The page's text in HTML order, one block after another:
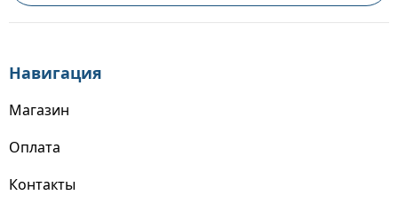
Навигация
Магазин
Оплата
Контакты